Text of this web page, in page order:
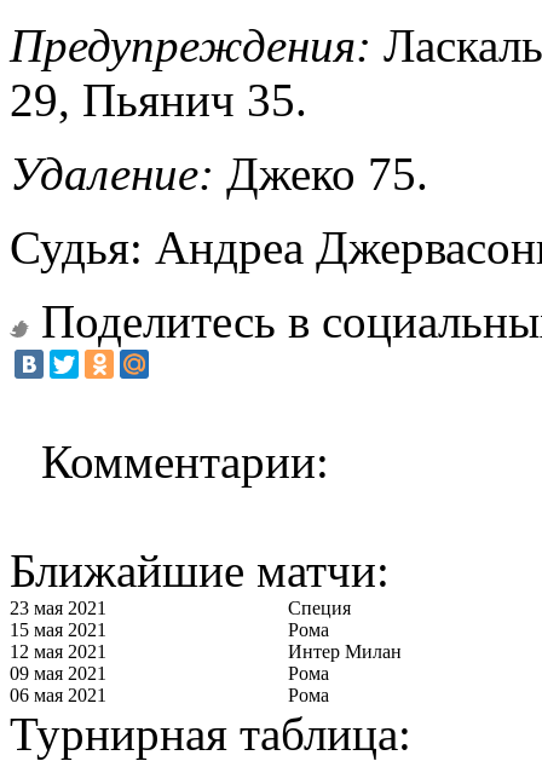
Предупреждения:
29, Пьянич 35.
Удаление: Джеко 75.
Судья: Андреа
Поделитесь в
Комментарии:
Ближайшие матчи:
23 мая 2021
Специя
15 мая 2021
Рома
12 мая 2021
Интер Милан
09 мая 2021
Рома
06 мая 2021
Рома
Турнирная таблица: